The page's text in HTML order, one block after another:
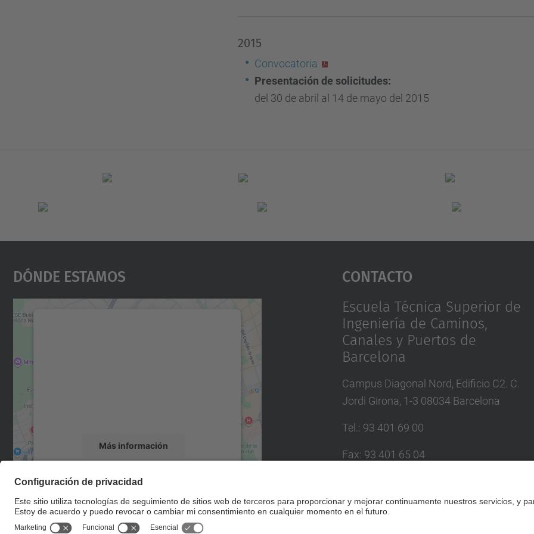
2015
Convocatoria
Presentación de solicitudes:
del 30 de abril al 14 de mayo del 2015
Dónde Estamos
Más información
Aceptar
powered by Usercentrics Consent
Management Platform
Contacto
Escuela Técnica Superior de
Ingeniería de Caminos,
Canales y Puertos de
Barcelona
Campus Diagonal Nord, Edificio C2. C.
Jordi Girona, 1-3 08034 Barcelona
Tel. : 93 401 69 00
Fax: 93 401 65 04
Formulario de contacto